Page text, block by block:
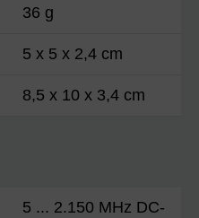
36 g
5 x 5 x 2,4 cm
8,5 x 10 x 3,4 cm
5 ... 2.150 MHz DC-